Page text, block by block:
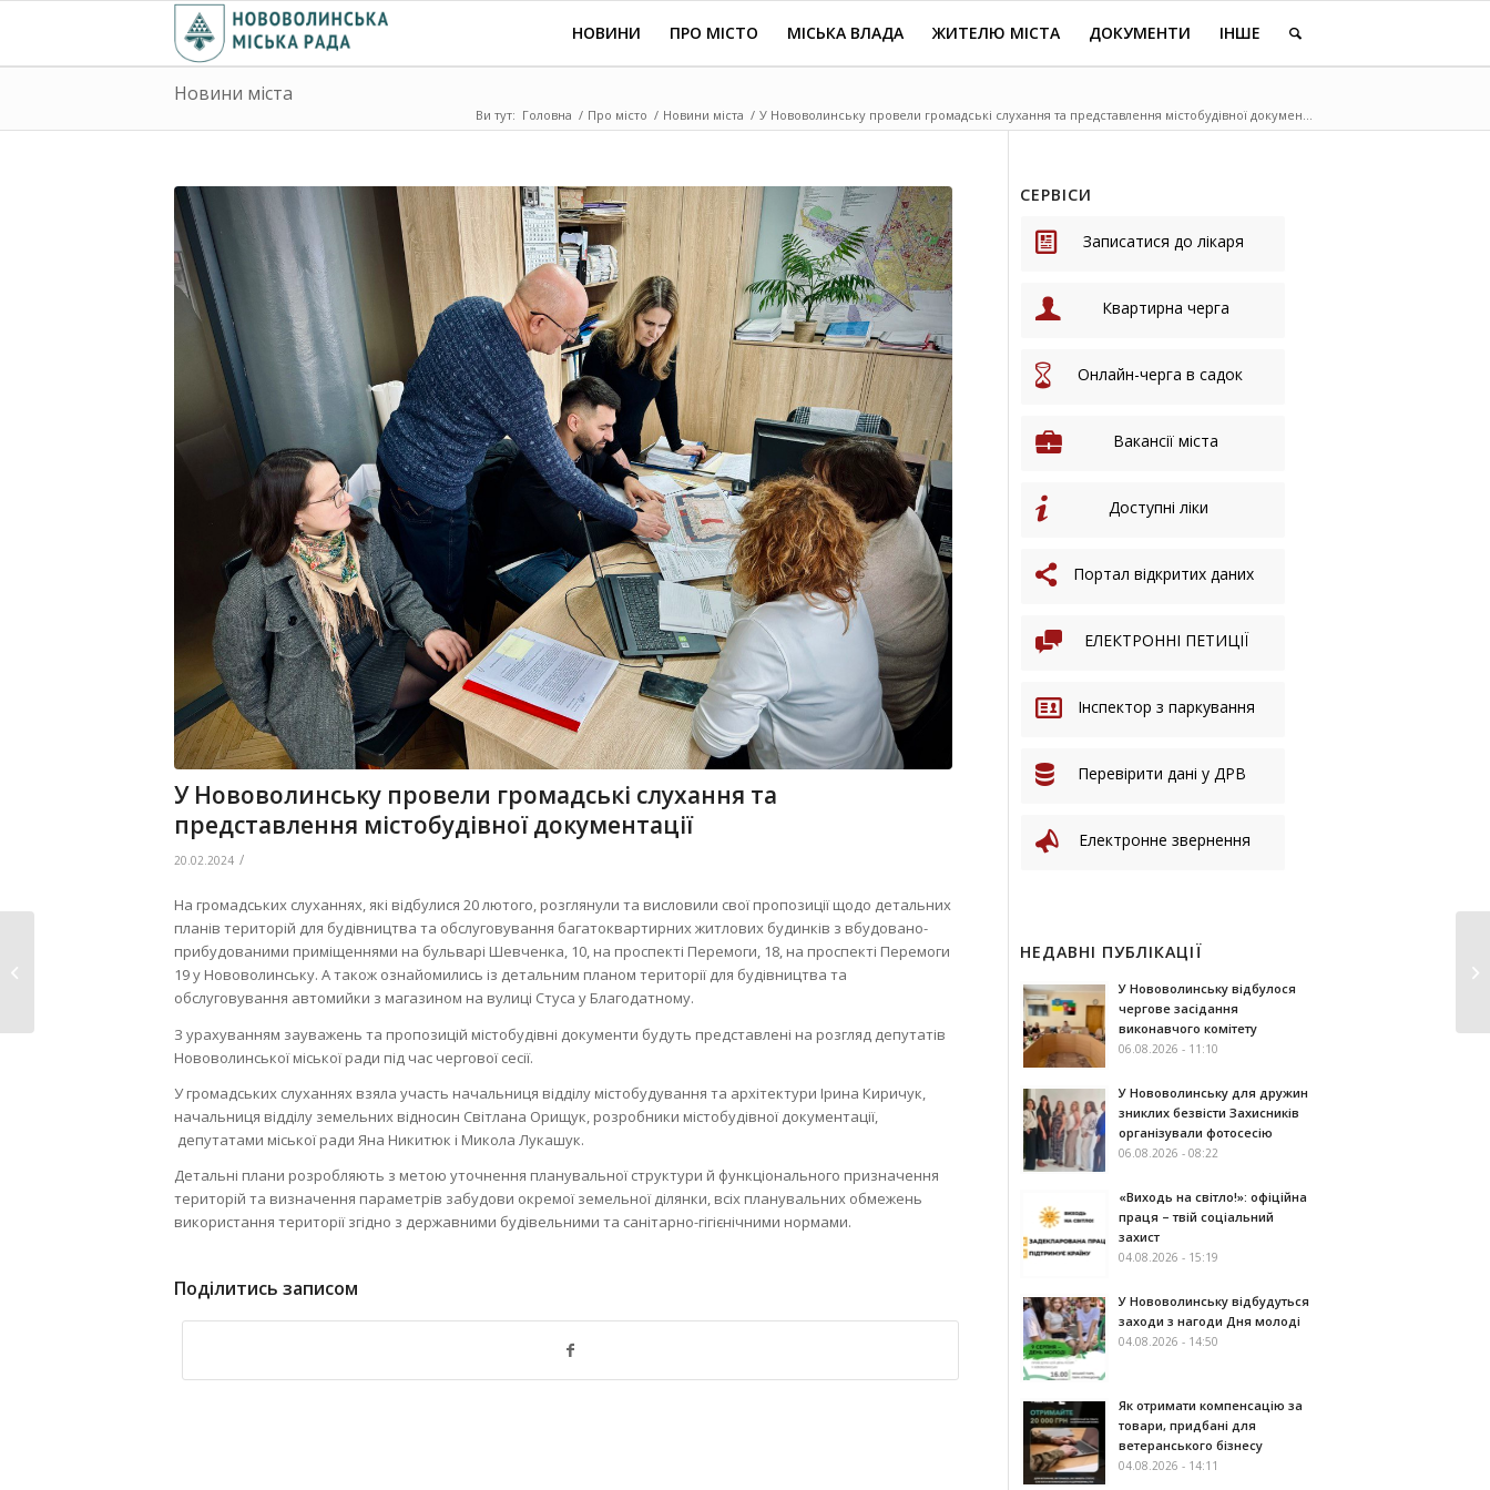
НОВИНИ ПРО МІСТО МІСЬКА ВЛАДА ЖИТЕЛЮ МІСТА ДОКУМЕНТИ ІНШЕ
Новини міста
Ви тут: Головна / Про місто / Новини міста / У Нововолинську провели громадські слухання та представлення містобудівної докумен...
У Нововолинську провели громадські слухання та
представлення містобудівної документації
20.02.2024 /
На громадських слуханнях, які відбулися 20 лютого, розглянули та висловили свої пропозиції щодо детальних
планів територій для будівництва та обслуговування багатоквартирних житлових будинків з вбудовано-
прибудованими приміщеннями на бульварі Шевченка, 10, на проспекті Перемоги, 18, на проспекті Перемоги
19 у Нововолинську. А також ознайомились із детальним планом території для будівництва та
обслуговування автомийки з магазином на вулиці Стуса у Благодатному.
З урахуванням зауважень та пропозицій містобудівні документи будуть представлені на розгляд депутатів
Нововолинської міської ради під час чергової сесії.
У громадських слуханнях взяла участь начальниця відділу містобудування та архітектури Ірина Киричук,
начальниця відділу земельних відносин Світлана Орищук, розробники містобудівної документації,
депутатами міської ради Яна Никитюк і Микола Лукашук.
Детальні плани розробляють з метою уточнення планувальної структури й функціонального призначення
територій та визначення параметрів забудови окремої земельної ділянки, всіх планувальних обмежень
використання території згідно з державними будівельними та санітарно-гігієнічними нормами.
Поділитись записом
СЕРВІСИ
Записатися до лікаря
Квартирна черга
Онлайн-черга в садок
Вакансії міста
Доступні ліки
Портал відкритих даних
ЕЛЕКТРОННІ ПЕТИЦІЇ
Інспектор з паркування
Перевірити дані у ДРВ
Електронне звернення
НЕДАВНІ ПУБЛІКАЦІЇ
У Нововолинську відбулося
чергове засідання
виконавчого комітету
06.08.2026 - 11:10
У Нововолинську для дружин
зниклих безвісти Захисників
організували фотосесію
06.08.2026 - 08:22
«Виходь на світло!»: офіційна
праця – твій соціальний
захист
04.08.2026 - 15:19
У Нововолинську відбудуться
заходи з нагоди Дня молоді
04.08.2026 - 14:50
Як отримати компенсацію за
товари, придбані для
ветеранського бізнесу
04.08.2026 - 14:11